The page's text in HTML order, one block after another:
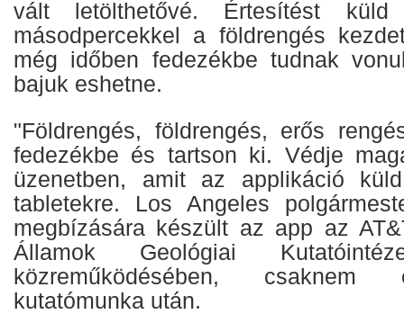
vált letölthetővé. Értesítést küld
másodpercekkel a földrengés
még időben fedezékbe tudnak
bajuk eshetne.
"Földrengés, földrengés, erős
fedezékbe és tartson ki. Védje
üzenetben, amit az applikáció
tabletekre. Los Angeles
megbízására készült az app az
Államok Geológiai
közreműködésében,
kutatómunka után.